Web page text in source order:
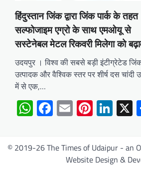
Share
हिंदुस्तान जिंक द्वारा जिंक पार्क के तहत
सल्फोजाइम एग्रो के साथ एमओयू से
सस्टेनेबल मेटल रिकवरी मिलेगा को
उदयपुर । विश्व की सबसे बड़ी इंटीग्रेटेड
उत्पादक और वैश्विक स्तर पर शीर्ष दस चांदी
में से एक,…
WhatsApp
Facebook
Email
© 2019-26 The Times of Udaipur - an
Website Design &